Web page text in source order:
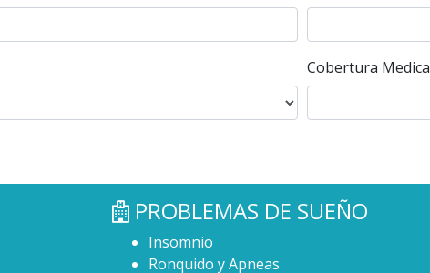
Cobertura Medica
PROBLEMAS DE SUEÑO
Insomnio
Ronquido y Apneas